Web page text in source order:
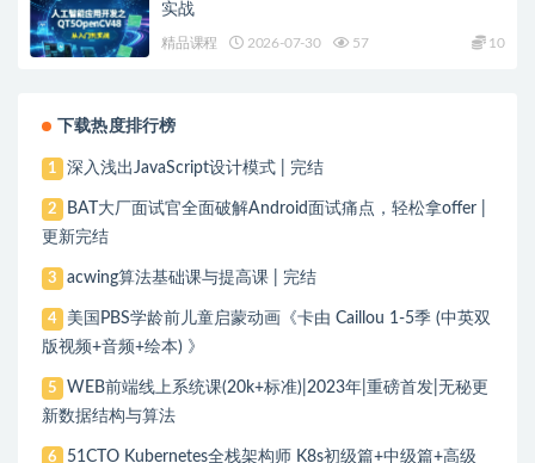
实战
精品课程 2026-07-30 57 10
下载热度排行榜
1 深入浅出JavaScript设计模式 | 完结
2
BAT大厂面试官全面破解Android面试痛点，轻松拿offer |
更新完结
3 acwing算法基础课与提高课 | 完结
4
美国PBS学龄前儿童启蒙动画《卡由 Caillou 1-5季 (中英双
版视频+音频+绘本) 》
5
WEB前端线上系统课(20k+标准)|2023年|重磅首发|无秘更
新数据结构与算法
6 51CTO Kubernetes全栈架构师 K8s初级篇+中级篇+高级